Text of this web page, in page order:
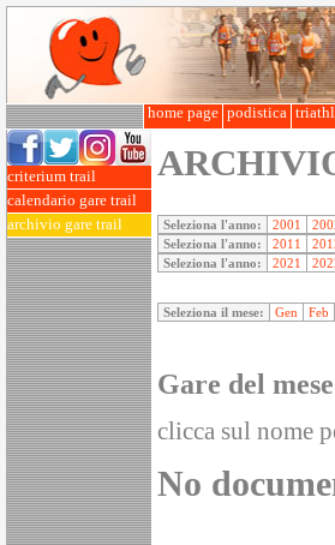
home page podistica
criterium trail
calendario gare trail
archivio gare trail
Seleziona l'anno: 2001
Seleziona l'anno:
2011
Seleziona l'anno:
2021
Seleziona il mese: Gen Feb
Gare del
clicca sul nome
No